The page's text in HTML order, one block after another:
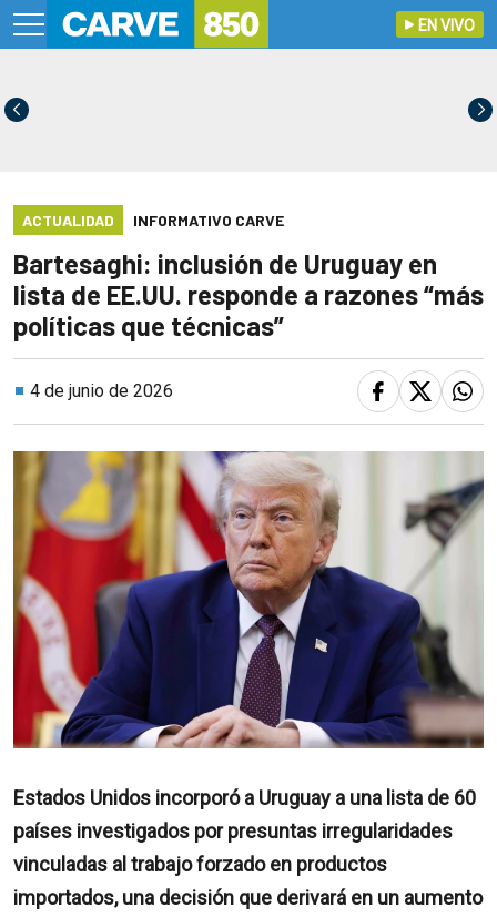
EN VIVO
ACTUALIDAD INFORMATIVO CARVE
Bartesaghi: inclusión de Uruguay en
lista de EE.UU. responde a razones “más
políticas que técnicas”
4 de junio de 2026
Estados Unidos incorporó a Uruguay a una lista de 60
países investigados por presuntas irregularidades
vinculadas al trabajo forzado en productos
importados, una decisión que derivará en un aumento